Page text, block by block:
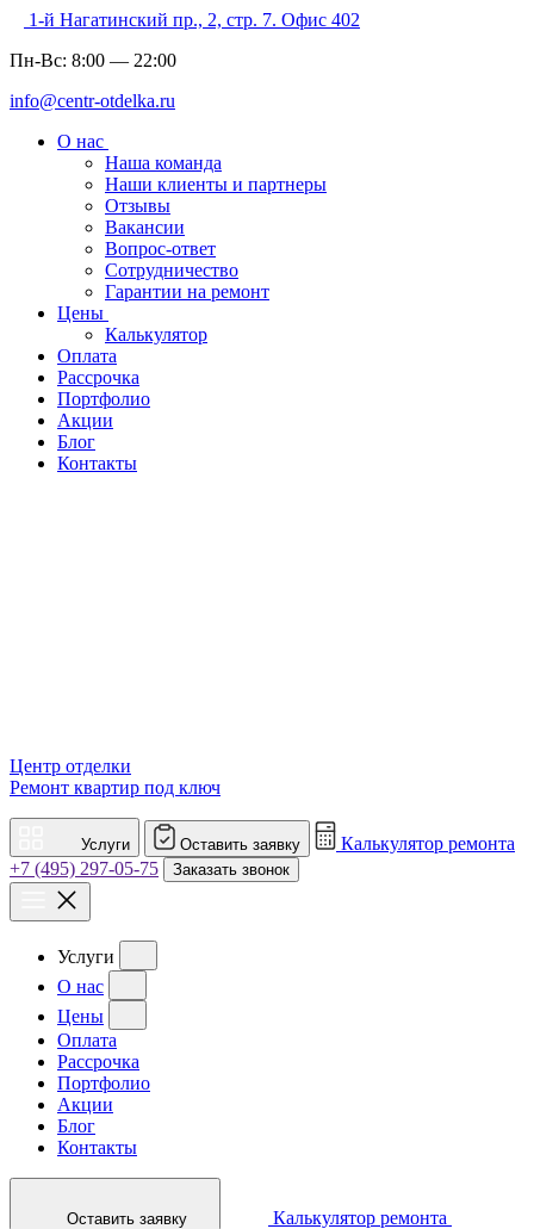
1-й Нагатинский пр., 2, стр. 7. Офис 402
Пн-Вс: 8:00 — 22:00
info@centr-otdelka.ru
О нас
Наша команда
Наши клиенты и партнеры
Отзывы
Вакансии
Вопрос-ответ
Сотрудничество
Гарантии на ремонт
Цены
Калькулятор
Оплата
Рассрочка
Портфолио
Акции
Блог
Контакты
Центр отделки
Ремонт квартир под ключ
Услуги Оставить заявку
Калькулятор ремонта
+7 (495) 297-05-75
Заказать звонок
Услуги
О нас
Цены
Оплата
Рассрочка
Портфолио
Акции
Блог
Контакты
Оставить заявку Калькулятор ремонта